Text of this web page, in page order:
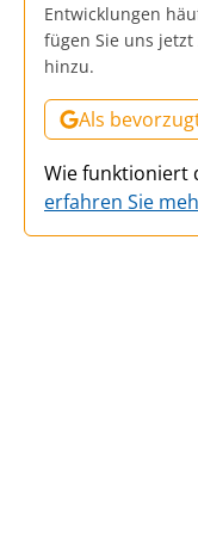
Entwicklungen
fügen Sie uns
hinzu.
Als
Wie funktioniert
erfahren Sie